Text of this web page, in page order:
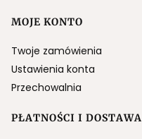
MOJE KONTO
Twoje zamówienia
Ustawienia konta
Przechowalnia
PŁATNOŚCI I DOSTAWA